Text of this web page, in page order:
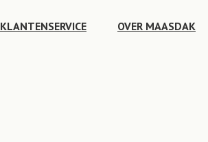
KLANTENSERVICE OVER MAASDAK